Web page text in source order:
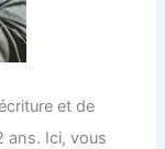
et de
ans. Ici, vous